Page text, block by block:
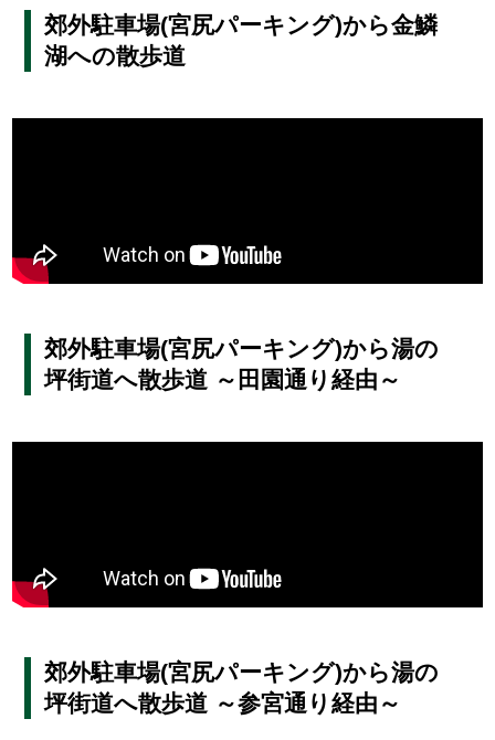
郊外駐車場(宮尻パーキング)から金鱗
湖への散歩道
郊外駐車場(宮尻パーキング)から湯の
坪街道へ散歩道 ～田園通り経由～
郊外駐車場(宮尻パーキング)から湯の
坪街道へ散歩道 ～参宮通り経由～